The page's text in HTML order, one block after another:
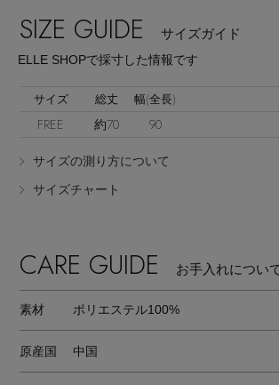
Stay in the
SIZE GUIDE サイズガイド
ELLE SHOPで採寸した情報です
サイズ 総丈 幅(全長)
FREE 約70 90
サイズの測り方について
サイズチャート
CARE GUIDE お手入れについ
素材 ポリエステル100%
原産国 中国